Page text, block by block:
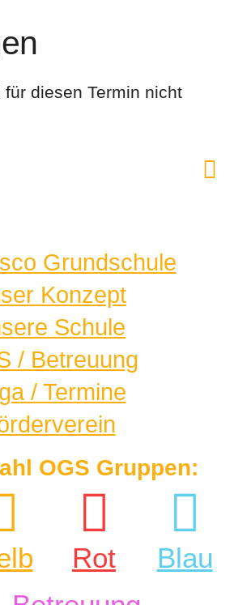
diesen Termin nicht
Grundschule
Konzept
Schule
/ Betreuung
/ Termine
OGS Gruppen:
Rot
Blau